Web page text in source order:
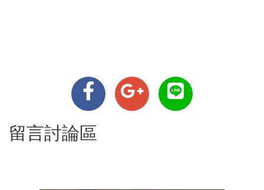
留言討論區